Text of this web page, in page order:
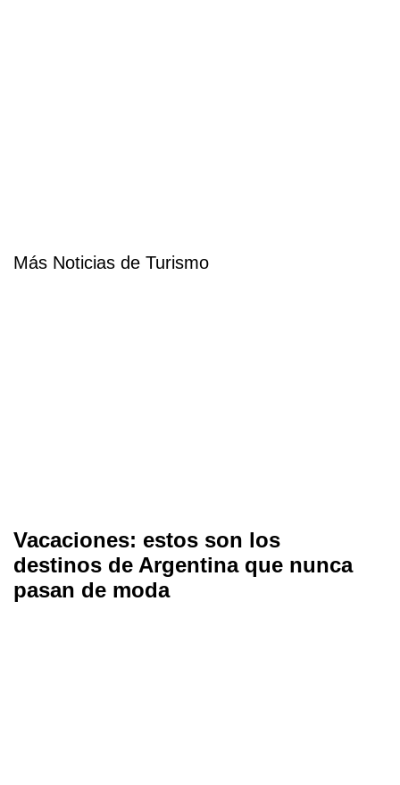
Más Noticias de Turismo
Vacaciones: estos son los
destinos de Argentina que nunca
pasan de moda